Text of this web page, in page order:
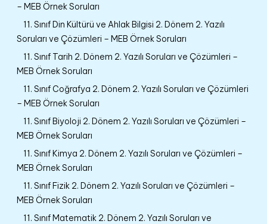
– MEB Örnek Soruları
11. Sınıf Din Kültürü ve Ahlak Bilgisi 2. Dönem 2. Yazılı
Soruları ve Çözümleri – MEB Örnek Soruları
11. Sınıf Tarih 2. Dönem 2. Yazılı Soruları ve Çözümleri –
MEB Örnek Soruları
11. Sınıf Coğrafya 2. Dönem 2. Yazılı Soruları ve Çözümleri
– MEB Örnek Soruları
11. Sınıf Biyoloji 2. Dönem 2. Yazılı Soruları ve Çözümleri –
MEB Örnek Soruları
11. Sınıf Kimya 2. Dönem 2. Yazılı Soruları ve Çözümleri –
MEB Örnek Soruları
11. Sınıf Fizik 2. Dönem 2. Yazılı Soruları ve Çözümleri –
MEB Örnek Soruları
11. Sınıf Matematik 2. Dönem 2. Yazılı Soruları ve